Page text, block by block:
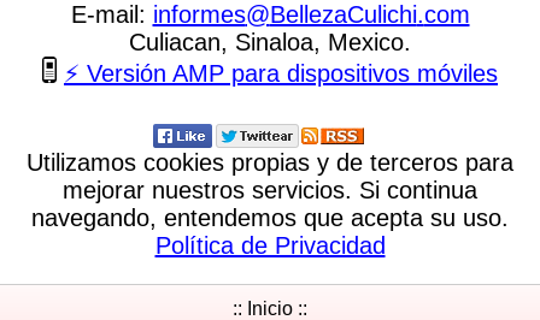
E-mail: informes@BellezaCulichi.com
Culiacan, Sinaloa, Mexico.
⚡ Versión AMP para dispositivos móviles
Utilizamos cookies propias y de terceros para
mejorar nuestros servicios. Si continua
navegando, entendemos que acepta su uso.
Política de Privacidad
:: Inicio ::